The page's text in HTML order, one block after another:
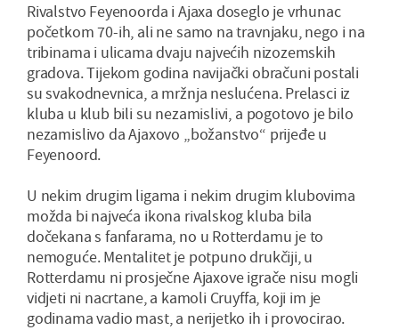
Rivalstvo Feyenoorda i Ajaxa doseglo je vrhunac
početkom 70-ih, ali ne samo na travnjaku, nego i na
tribinama i ulicama dvaju najvećih nizozemskih
gradova. Tijekom godina navijački obračuni postali
su svakodnevnica, a mržnja neslućena. Prelasci iz
kluba u klub bili su nezamislivi, a pogotovo je bilo
nezamislivo da Ajaxovo „božanstvo“ prijeđe u
Feyenoord.
U nekim drugim ligama i nekim drugim klubovima
možda bi najveća ikona rivalskog kluba bila
dočekana s fanfarama, no u Rotterdamu je to
nemoguće. Mentalitet je potpuno drukčiji, u
Rotterdamu ni prosječne Ajaxove igrače nisu mogli
vidjeti ni nacrtane, a kamoli Cruyffa, koji im je
godinama vadio mast, a nerijetko ih i provocirao.